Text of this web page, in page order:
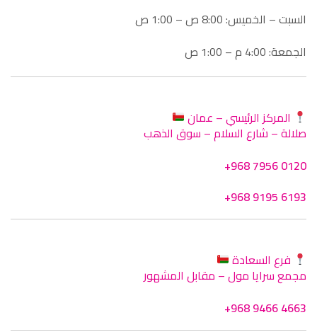
السبت – الخميس: 8:00 ص – 1:00 ص
الجمعة: 4:00 م – 1:00 ص
المركز الرئيسي – عمان
صلالة – شارع السلام – سوق الذهب
+968 7956 0120
+968 9195 6193
فرع السعادة
مجمع سرايا مول – مقابل المشهور
+968 9466 4663